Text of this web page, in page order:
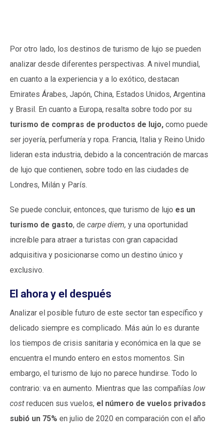
Por otro lado, los destinos de turismo de lujo se pueden
analizar desde diferentes perspectivas. A nivel mundial,
en cuanto a la experiencia y a lo exótico, destacan
Emirates Árabes, Japón, China, Estados Unidos, Argentina
y Brasil. En cuanto a Europa, resalta sobre todo por su
turismo de compras de productos de lujo, como puede
ser joyería, perfumería y ropa. Francia, Italia y Reino Unido
lideran esta industria, debido a la concentración de marcas
de lujo que contienen, sobre todo en las ciudades de
Londres, Milán y París.
Se puede concluir, entonces, que turismo de lujo es un
turismo de gasto, de carpe diem, y una oportunidad
increíble para atraer a turistas con gran capacidad
adquisitiva y posicionarse como un destino único y
exclusivo.
El ahora y el después
Analizar el posible futuro de este sector tan específico y
delicado siempre es complicado. Más aún lo es durante
los tiempos de crisis sanitaria y económica en la que se
encuentra el mundo entero en estos momentos. Sin
embargo, el turismo de lujo no parece hundirse. Todo lo
contrario: va en aumento. Mientras que las compañías low
cost reducen sus vuelos, el número de vuelos privados
subió un 75% en julio de 2020 en comparación con el año